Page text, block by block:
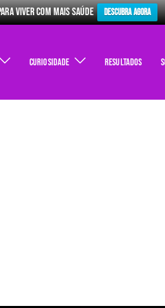
Viver com Mais Saúde Descubra Agora
Curiosidade Resultados